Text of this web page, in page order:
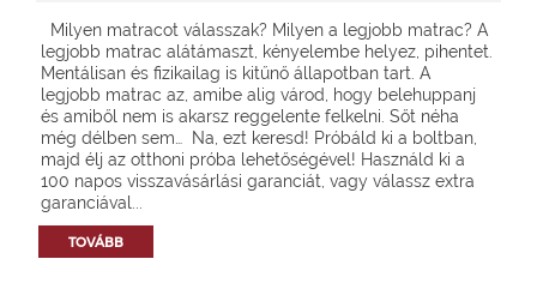
Milyen matracot válasszak? Milyen a legjobb matrac? A
legjobb matrac alátámaszt, kényelembe helyez, pihentet.
Mentálisan és fizikailag is kitűnő állapotban tart. A
legjobb matrac az, amibe alig várod, hogy belehuppanj
és amiből nem is akarsz reggelente felkelni. Sőt néha
még délben sem… Na, ezt keresd! Próbáld ki a boltban,
majd élj az otthoni próba lehetőségével! Használd ki a
100 napos visszavásárlási garanciát, vagy válassz extra
garanciával...
TOVÁBB